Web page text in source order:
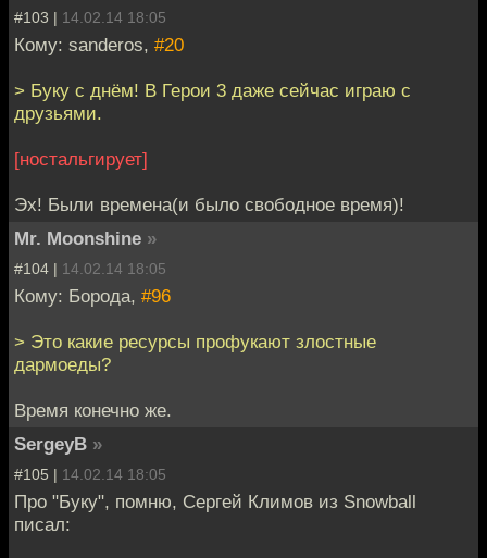
#103 | 14.02.14 18:05
Кому: sanderos, #20
> Буку с днём! В Герои 3 даже сейчас играю с
друзьями.
[ностальгирует]
Эх! Были времена(и было свободное время)!
Mr. Moonshine »
#104 | 14.02.14 18:05
Кому: Борода, #96
> Это какие ресурсы профукают злостные
дармоеды?
Время конечно же.
SergeyB »
#105 | 14.02.14 18:05
Про "Буку", помню, Сергей Климов из Snowball
писал: